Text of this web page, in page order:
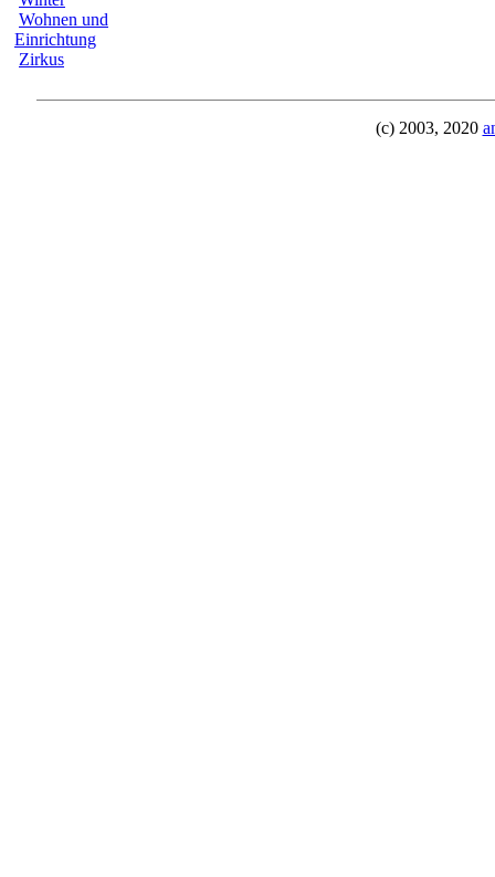
Wohnen und
Einrichtung
Zirkus
(c) 2003, 2020